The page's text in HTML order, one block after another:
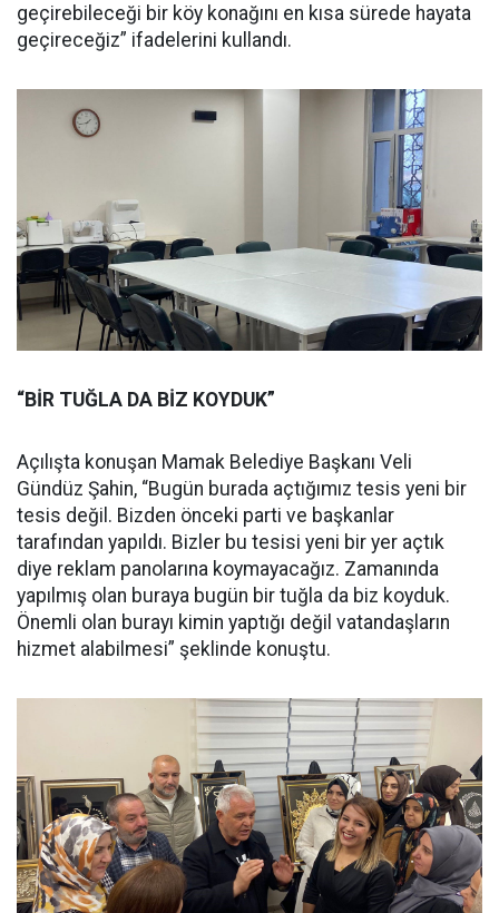
geçirebileceği bir köy konağını en kısa sürede hayata
geçireceğiz” ifadelerini kullandı.
“BİR TUĞLA DA BİZ KOYDUK”
Açılışta konuşan Mamak Belediye Başkanı Veli
Gündüz Şahin, “Bugün burada açtığımız tesis yeni bir
tesis değil. Bizden önceki parti ve başkanlar
tarafından yapıldı. Bizler bu tesisi yeni bir yer açtık
diye reklam panolarına koymayacağız. Zamanında
yapılmış olan buraya bugün bir tuğla da biz koyduk.
Önemli olan burayı kimin yaptığı değil vatandaşların
hizmet alabilmesi” şeklinde konuştu.